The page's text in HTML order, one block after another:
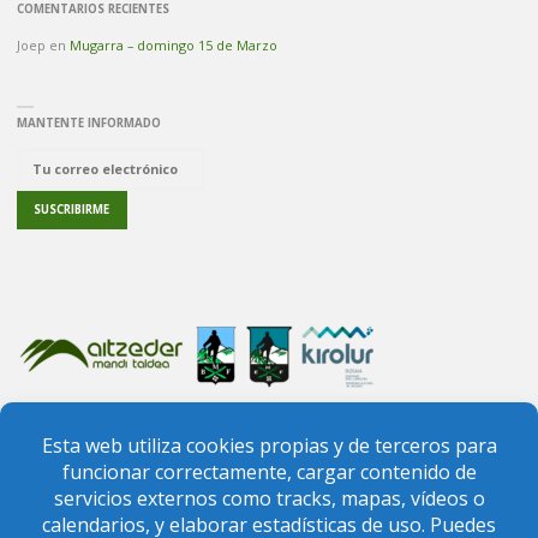
COMENTARIOS RECIENTES
Joep en Mugarra – domingo 15 de Marzo
MANTENTE INFORMADO
PREGUNTAS FRECUENTES
CONTACTO
FEDERACIÓN VIZCAÍNA DE MONTAÑA